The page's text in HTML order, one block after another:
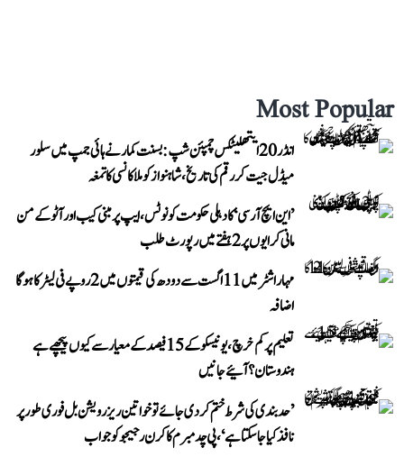
Most Popular
انڈر 20 ایتھلیٹکس چمپئن شپ: بسنت کمار نے ہائی جمپ میں سلور
میڈل جیت کر رقم کی تاریخ، شاہنواز کو ملا کانسی کا تمغہ
’این ایچ آر سی‘ کا دہلی حکومت کو نوٹس، ایپ پر مبنی کیب اور آٹو کے من
مانی کرایوں پر 2 ہفتے میں رپورٹ طلب
مہاراشٹر میں 11 اگست سے دودھ کی قیمتوں میں 2 روپے فی لیٹر کا ہوگا
اضافہ
تعلیم پر کم خرچ، یونیسکو کے 15 فیصد کے معیار سے کیوں پیچھے ہے
ہندوستان؟ آئیے جانیں
’حد بندی کی شرط ختم کر دی جائے تو خواتین ریزرویشن بل فوری طور پر
نافذ کیا جا سکتا ہے‘، پی چدمبرم کا کرن رجیجو کو جواب